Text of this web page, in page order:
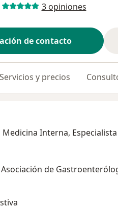
3 opiniones
de contacto
Servicios y precios
Medicina Interna,
de